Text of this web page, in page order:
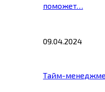
поможет…
09.04.2024
Тайм-